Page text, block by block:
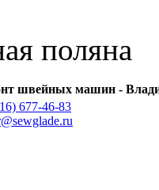
поляна
швейных машин -
677-46-83